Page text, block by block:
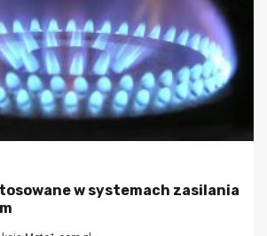
w systemach zasilania